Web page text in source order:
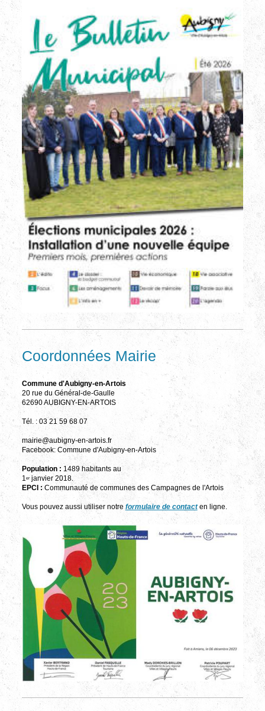
Coordonnées Mairie
Commune d'Aubigny-en-Artois
20 rue du Général-de-Gaulle
62690 AUBIGNY-EN-ARTOIS
Tél. : 03 21 59 68 07
mairie@aubigny-en-artois.fr
Facebook: Commune d'Aubigny-en-Artois
Population : 1489 habitants au
1 erjanvier 2018.
EPCI :Communauté de communes des Campagnes de l'Artois
Vous pouvez aussi utiliser notre formulaire de contact en ligne.